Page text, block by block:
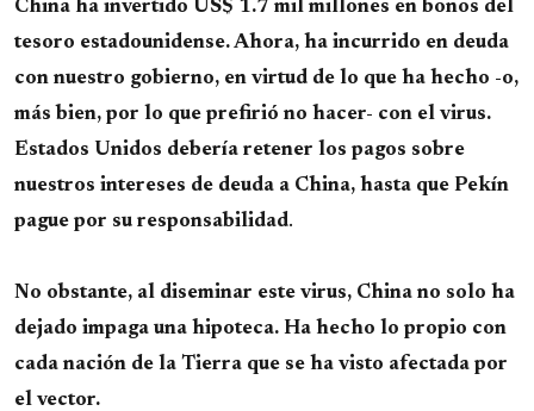
China ha invertido US$ 1.7 mil millones en bonos del
tesoro estadounidense. Ahora, ha incurrido en deuda
con nuestro gobierno, en virtud de lo que ha hecho -o,
más bien, por lo que prefirió no hacer- con el virus.
Estados Unidos debería retener los pagos sobre
nuestros intereses de deuda a China, hasta que Pekín
pague por su responsabilidad.
No obstante, al diseminar este virus, China no solo ha
dejado impaga una hipoteca. Ha hecho lo propio con
cada nación de la Tierra que se ha visto afectada por
el vector.